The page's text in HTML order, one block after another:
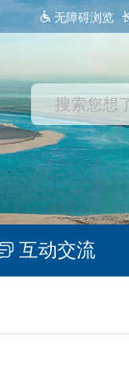
无障碍浏览
互动交流